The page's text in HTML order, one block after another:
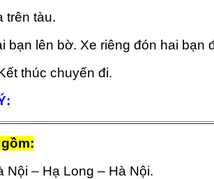
trên tàu.
bạn lên bờ. Xe riêng đón hai bạn
thúc chuyến đi.
Nội – Hạ Long – Hà Nội.